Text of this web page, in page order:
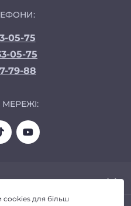
05-75
05-75
79-88
cookies для більш